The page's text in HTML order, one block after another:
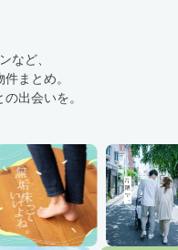
など、
まとめ。
出会いを。